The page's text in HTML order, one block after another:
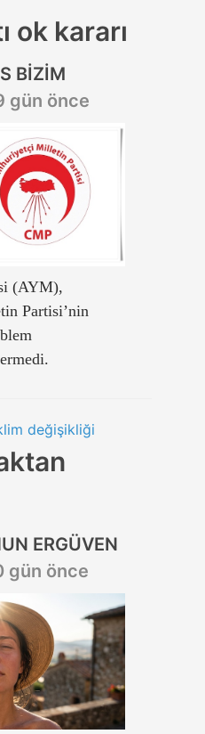
ok kararı
BİZİM
gün önce
(AYM),
Partisi’nin
değişikliği
ERGÜVEN
gün önce